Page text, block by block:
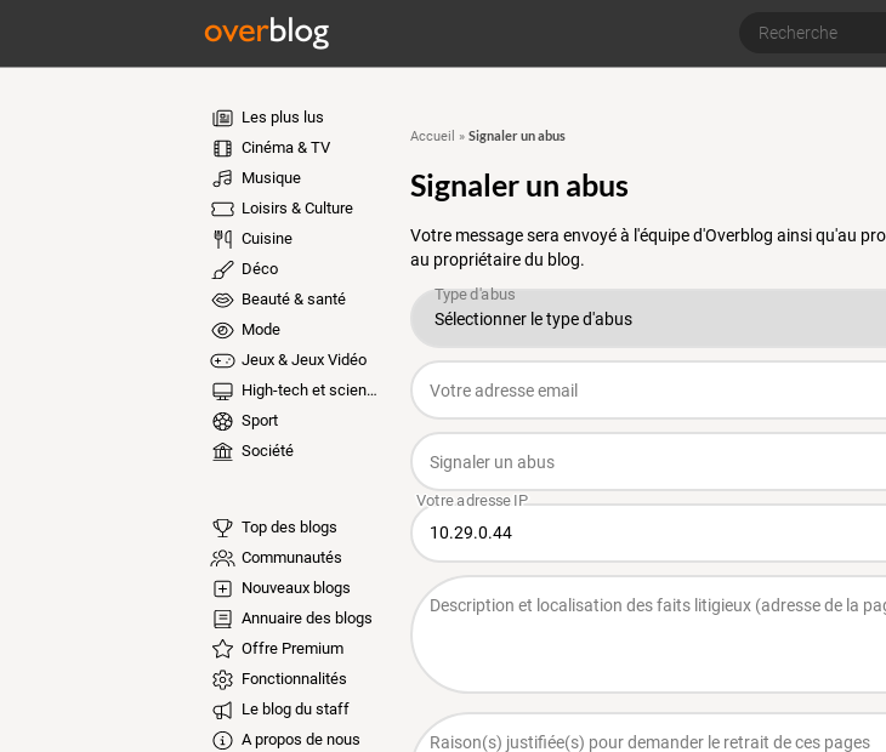
Les plus lus
Cinéma & TV
Musique
Loisirs & Culture
Cuisine
Déco
Beauté & santé
Mode
Jeux & Jeux Vidéo
High-tech et sciences
Sport
Société
Top des blogs
Communautés
Nouveaux blogs
Annuaire des blogs
Offre Premium
Fonctionnalités
Le blog du staff
A propos de nous
Accueil » Signaler un abus
Signaler un abus
Votre message sera envoyé à l'équipe d'Overblog ainsi qu'au
au propriétaire du blog.